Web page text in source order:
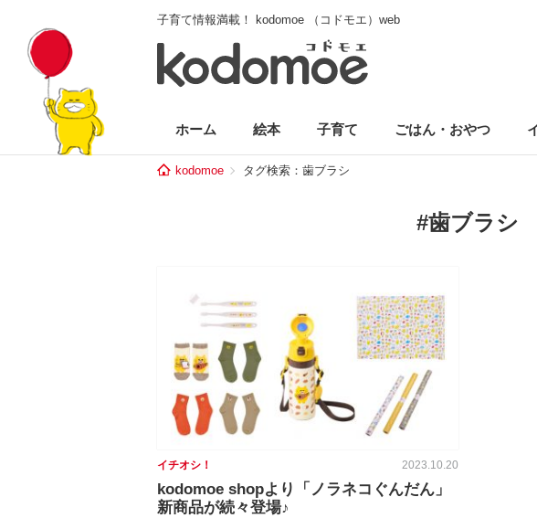
子育て情報満載！ kodomoe （コドモエ）web
ホーム 絵本 子育て ごはん・おやつ
kodomoe タグ検索：歯ブラシ
#歯ブラシ
イチオシ！ 2023.10.20
kodomoe shopより「ノラネコぐんだん」
新商品が続々登場♪